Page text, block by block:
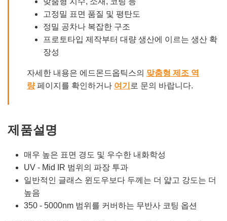
고정밀 표면 품질 및 평탄도
정밀 공차나 복잡한 구조
프로토타입 제작부터 대량 생산에 이르는 생산 확
장성
자세한 내용은 에드몬드옵틱스의 맞춤형 제조 역
량페이지를 확인하거나 여기 로 문의 바랍니다.
제품설명
매우 높은 표면 경도 및 우수한 내화학성
UV - Mid IR 범위의 파장 투과
일반적인 글래스 윈도우보다 두께는 더 얇고 강도는 더
높음
350 - 5000nm 범위를 커버하는 무반사 코팅 옵션